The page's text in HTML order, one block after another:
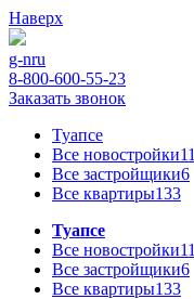
Наверх
g-nru
8-800-600-55-23
Заказать звонок
Туапсе
Все новостройки11
Все застройщики6
Все квартиры133
Туапсе
Все новостройки11
Все застройщики6
Все квартиры133